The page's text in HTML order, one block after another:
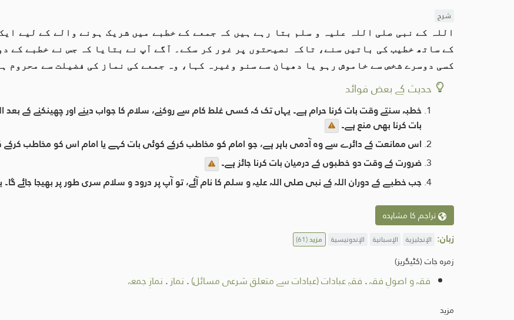
شرح
اللہ کے نبی صلی اللہ علیہ و سلم بتا رہے ہیں کہ جمعے کے خطبے میں شریک ہونے والے کے لیے
کے ساتھ خطیب کی باتیں سنے، تاکہ نصیحتوں پر غور کر سکے۔ آگے آپ نے بتایا کہ جس نے خطبے کے
کسی دوسرے شخص سے خاموش رہو یا دھیان سے سنو وغیرہ کہا، وہ جمعے کی نماز کی فضیلت سے محروم
حدیث کے بعض فوائد
خطبہ سنتے وقت بات کرنا حرام ہے۔ یہاں تک کہ کسی غلط کام سے روکنے، سلام کا جواب دینے اور چھینکنے کے بعد
بات کرنا بھی منع ہے۔
اس ممانعت کے دائرے سے وہ آدمی باہر ہے، جو امام کو مخاطب کرکے کوئی بات کہے یا امام اس کو مخاطب
ضرورت کے وقت دو خطبوں کے درمیان بات کرنا جائز ہے۔
جب خطبے کے دوران اللہ کے نبی صلی اللہ علیہ و سلم کا نام آئے، تو آپ پر درود و سلام سری طور پر بھیجا جائے
تراجم کا مشاہدہ
زبان: الإنجليزية الإسبانية الإندونيسية مزید(61)
زمرہ جات (کٹیگریز)
فقہ و اصولِ فقہ. فقہِ عبادات (عبادات سے متعلق شرعی مسائل). نماز . نمازِ جمعہ
مزید